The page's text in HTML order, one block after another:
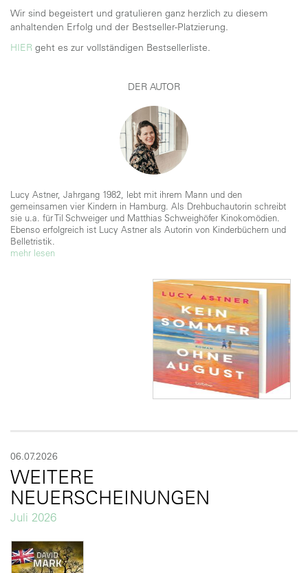
Wir sind begeistert und gratulieren ganz herzlich zu diesem
anhaltenden Erfolg und der Bestseller-Platzierung.
HIER geht es zur vollständigen Bestsellerliste.
DER AUTOR
Lucy Astner, Jahrgang 1982, lebt mit ihrem Mann und den
gemeinsamen vier Kindern in Hamburg. Als Drehbuchautorin schreibt
sie u.a. für Til Schweiger und Matthias Schweighöfer Kinokomödien.
Ebenso erfolgreich ist Lucy Astner als Autorin von Kinderbüchern und
Belletristik.
mehr lesen
06.07.2026
WEITERE
NEUERSCHEINUNGEN
Juli 2026